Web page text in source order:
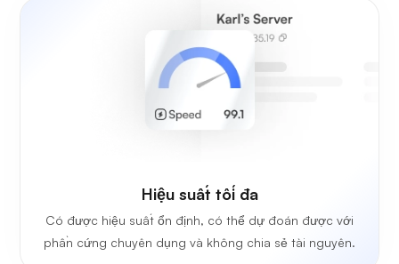
Hiệu suất tối đa
Có được hiệu suất ổn định, có thể dự đoán được với
phần cứng chuyên dụng và không chia sẻ tài nguyên.